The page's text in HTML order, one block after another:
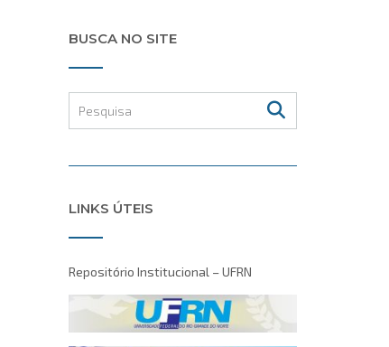
BUSCA NO SITE
LINKS ÚTEIS
Repositório Institucional – UFRN